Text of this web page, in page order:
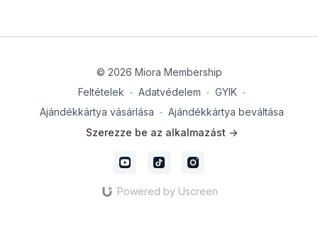
© 2026 Miora Membership
Feltételek ∙ Adatvédelem ∙ GYIK ∙
Ajándékkártya vásárlása ∙ Ajándékkártya beváltása
Szerezze be az alkalmazást ->
Powered by Uscreen